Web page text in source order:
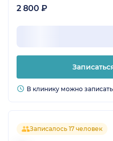
2 800 ₽
В клинику можно
Записалось 17 человек